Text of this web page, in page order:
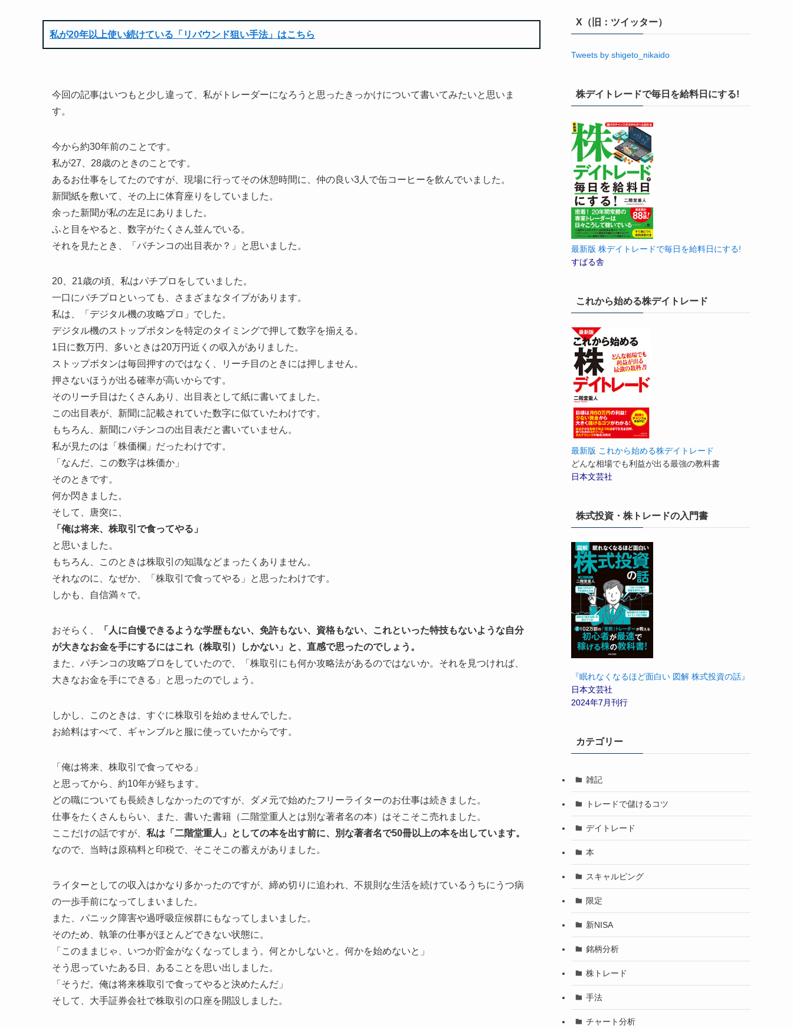
私が20年以上使い続けている「リバウンド狙い手法」はこちら
今回の記事はいつもと少し違って、私がトレーダーになろうと思ったきっかけについて書いてみたいと思いま
す。
今から約30年前のことです。
私が27、28歳のときのことです。
あるお仕事をしてたのですが、現場に行ってその休憩時間に、仲の良い3人で缶コーヒーを飲んでいました。
新聞紙を敷いて、その上に体育座りをしていました。
余った新聞が私の左足にありました。
ふと目をやると、数字がたくさん並んでいる。
それを見たとき、「パチンコの出目表か？」と思いました。
20、21歳の頃、私はパチプロをしていました。
一口にパチプロといっても、さまざまなタイプがあります。
私は、「デジタル機の攻略プロ」でした。
デジタル機のストップボタンを特定のタイミングで押して数字を揃える。
1日に数万円、多いときは20万円近くの収入がありました。
ストップボタンは毎回押すのではなく、リーチ目のときには押しません。
押さないほうが出る確率が高いからです。
そのリーチ目はたくさんあり、出目表として紙に書いてました。
この出目表が、新聞に記載されていた数字に似ていたわけです。
もちろん、新聞にパチンコの出目表だと書いていません。
私が見たのは「株価欄」だったわけです。
「なんだ、この数字は株価か」
そのときです。
何か閃きました。
そして、唐突に、
「俺は将来、株取引で食ってやる」
と思いました。
もちろん、このときは株取引の知識などまったくありません。
それなのに、なぜか、「株取引で食ってやる」と思ったわけです。
しかも、自信満々で。
おそらく、
「人に自慢できるような学歴もない、免許もない、資格もない、これといった特技もないような自分
が大きなお金を手にするにはこれ（株取引）しかない」と、直感で思ったのでしょう。
また、パチンコの攻略プロをしていたので、「株取引にも何か攻略法があるのではないか。それを見つければ、
大きなお金を手にできる」と思ったのでしょう。
しかし、このときは、すぐに株取引を始めませんでした。
お給料はすべて、ギャンブルと服に使っていたからです。
「俺は将来、株取引で食ってやる」
と思ってから、約10年が経ちます。
どの職についても長続きしなかったのですが、ダメ元で始めたフリーライターのお仕事は続きました。
仕事をたくさんもらい、また、書いた書籍（二階堂重人とは別な著者名の本）はそこそこ売れました。
ここだけの話ですが、 私は「二階堂重人」としての本を出す前に、別な著者名で50冊以上の本を出しています。
なので、当時は原稿料と印税で、そこそこの蓄えがありました。
ライターとしての収入はかなり多かったのですが、締め切りに追われ、不規則な生活を続けているうちにうつ病
の一歩手前になってしまいました。
また、パニック障害や過呼吸症候群にもなってしまいました。
そのため、執筆の仕事がほとんどできない状態に。
「このままじゃ、いつか貯金がなくなってしまう。何とかしないと。何かを始めないと」
そう思っていたある日、あることを思い出しました。
「そうだ。俺は将来株取引で食ってやると決めたんだ」
そして、大手証券会社で株取引の口座を開設しました。
X（旧：ツイッター）
Tweets by shigeto_nikaido
株デイトレードで毎日を給料日にする!
最新版 株デイトレードで毎日を給料日にする!
すばる舎
これから始める株デイトレード
最新版 これから始める株デイトレード
どんな相場でも利益が出る最強の教科書
日本文芸社
株式投資・株トレードの入門書
『眠れなくなるほど面白い 図解 株式投資の話』
日本文芸社
2024年7月刊行
カテゴリー
雑記
トレードで儲けるコツ
デイトレード
本
スキャルピング
限定
新NISA
銘柄分析
株トレード
手法
チャート分析